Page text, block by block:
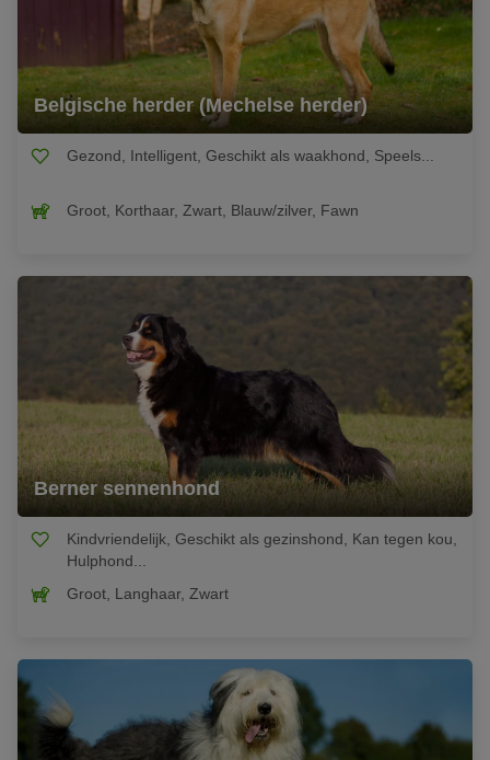
Belgische herder (Mechelse herder)
Gezond, Intelligent, Geschikt als waakhond, Speels...
Groot, Korthaar, Zwart, Blauw/zilver, Fawn
Berner sennenhond
Kindvriendelijk, Geschikt als gezinshond, Kan tegen kou,
Hulphond...
Groot, Langhaar, Zwart